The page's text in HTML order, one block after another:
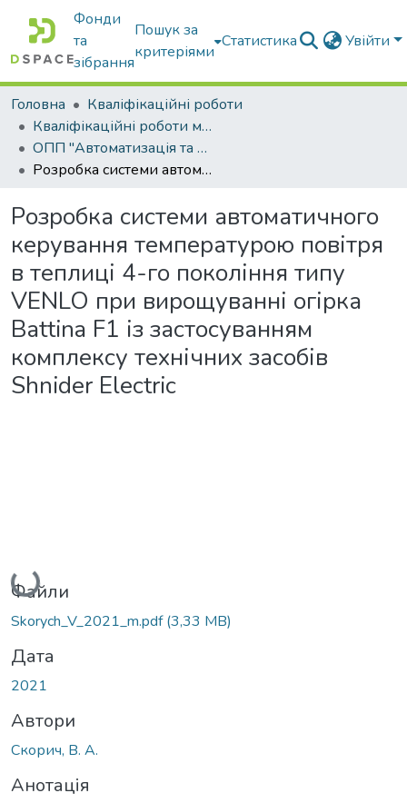
Фонди
та
зібрання
Пошук за
критеріями
Статистика Увійти
Головна
Кваліфікаційні роботи
Кваліфікаційні роботи магістрів
ОПП "Автоматизація та комп’ютерно-інтегровані технології"
Розробка системи автоматичного керування температурою повітря в теплиці 4-го покоління типу VENLO при вирощуванні огірка Battina F1 із застосуванням комплексу технічних засобів Shnider Electric
Розробка системи автоматичного
керування температурою повітря
в теплиці 4-го покоління типу
VENLO при вирощуванні огірка
Battina F1 із застосуванням
комплексу технічних засобів
Shnider Electric
Вантажиться...
Файли
Skorych_V_2021_m.pdf(3,33 MB)
Дата
2021
Автори
Скорич, В. А.
Анотація